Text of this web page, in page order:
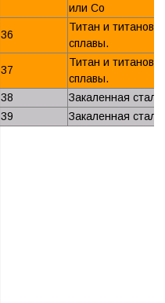
или Со
36
Титан и
сплавы.
37
Титан и
сплавы.
38
Закаленная сталь.
39 Закаленная сталь.